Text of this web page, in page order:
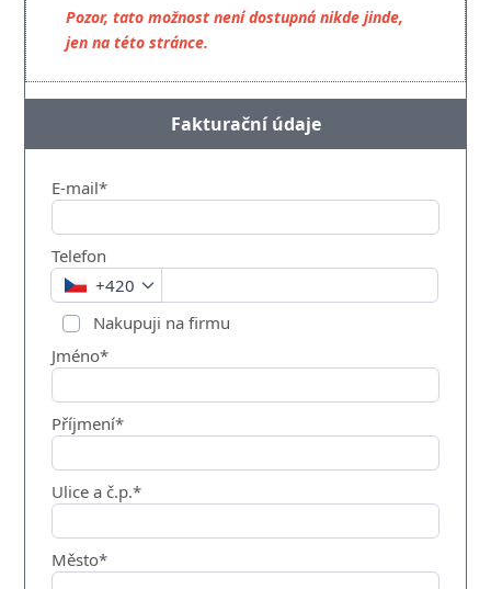
Pozor, tato možnost není dostupná nikde jinde,
jen na této stránce.
Fakturační údaje
E-mail*
Telefon
+420
Nakupuji na firmu
Jméno*
Příjmení*
Ulice a č.p.*
Město*